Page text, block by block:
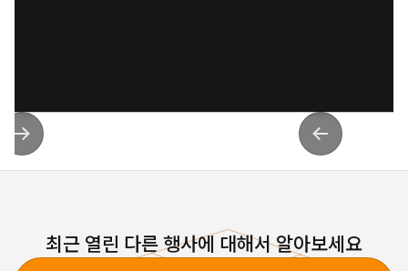
최근 열린 다른 행사에 대해서 알아보세요